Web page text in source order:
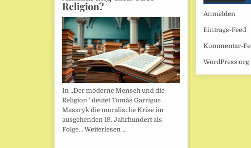
Religion?
In „Der moderne Mensch und die
Religion“ deutet Tomáš Garrigue
Masaryk die moralische Krise im
ausgehenden 19. Jahrhundert als
Folge… Weiterlesen …
Anmelden
Eintrags-Feed
Kommentar-
WordPress.org